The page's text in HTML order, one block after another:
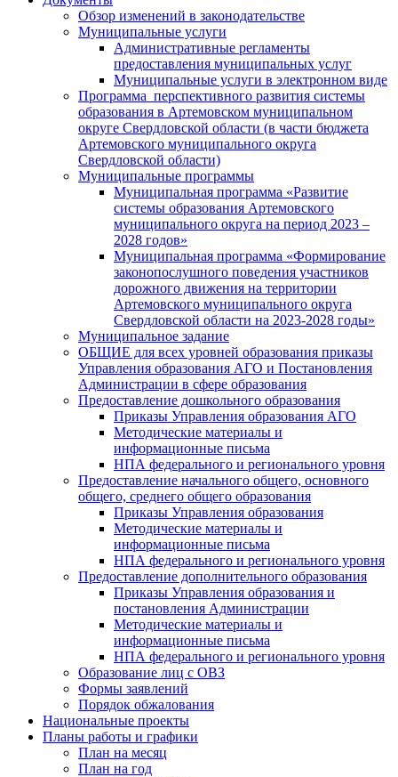
Обзор изменений в законодательстве
Муниципальные услуги
Административные регламенты
предоставления муниципальных услуг
Муниципальные услуги в электронном виде
Программа перспективного развития системы
образования в Артемовском муниципальном
округе Свердловской области (в части бюджета
Артемовского муниципального округа
Свердловской области)
Муниципальные программы
Муниципальная программа «Развитие
системы образования Артемовского
муниципального округа на период 2023 –
2028 годов»
Муниципальная программа «Формирование
законопослушного поведения участников
дорожного движения на территории
Артемовского муниципального округа
Свердловской области на 2023-2028 годы»
Муниципальное задание
ОБЩИЕ для всех уровней образования приказы
Управления образования АГО и Постановления
Администрации в сфере образования
Предоставление дошкольного образования
Приказы Управления образования АГО
Методические материалы и
информационные письма
НПА федерального и регионального уровня
Предоставление начального общего, основного
общего, среднего общего образования
Приказы Управления образования
Методические материалы и
информационные письма
НПА федерального и регионального уровня
Предоставление дополнительного образования
Приказы Управления образования и
постановления Администрации
Методические материалы и
информационные письма
НПА федерального и регионального уровня
Образование лиц с ОВЗ
Формы заявлений
Порядок обжалования
Национальные проекты
Планы работы и графики
План на месяц
План на год